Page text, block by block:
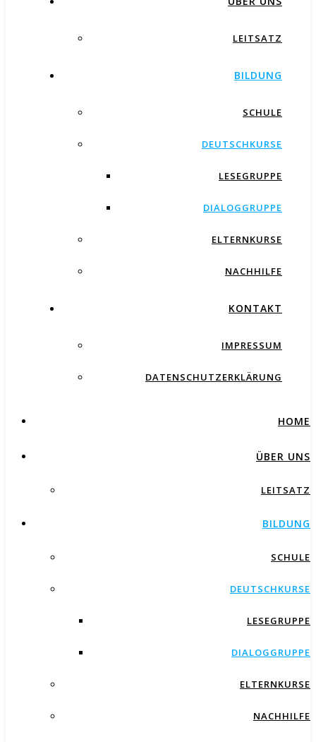
LEITSATZ
BILDUNG
SCHULE
DEUTSCHKURSE
LESEGRUPPE
DIALOGGRUPPE
ELTERNKURSE
NACHHILFE
KONTAKT
IMPRESSUM
DATENSCHUTZERKLÄRUNG
HOME
ÜBER UNS
LEITSATZ
BILDUNG
SCHULE
DEUTSCHKURSE
LESEGRUPPE
DIALOGGRUPPE
ELTERNKURSE
NACHHILFE